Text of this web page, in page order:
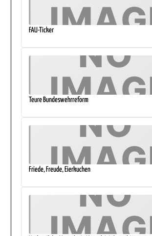
FAU-Ticker
Teure Bundeswehrreform
Friede, Freude, Eierkuchen